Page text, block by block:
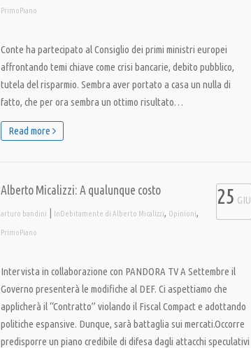
PrimoPiano
Conte ha partecipato al Consiglio dei primi ministri europei
affrontando temi chiave come crisi bancarie, debito pubblico,
tutela del risparmio. Sembra aver portato a casa un nulla di
fatto, che per ora sembra un ottimo risultato…
Read more
Alberto Micalizzi: A qualunque costo
arturo bandini | InDebitamente di Alberto Micalizzi, Opinioni,
PrimoPiano
25 GIU
Intervista in collaborazione con PANDORA TV A Settembre il
Governo presenterà le modifiche al DEF. Ci aspettiamo che
applicherà il “Contratto” violando il Fiscal Compact e adottando
politiche espansive. Dunque, sarà battaglia sui mercati.Occorre
predisporre un piano credibile di difesa dagli attacchi speculativi